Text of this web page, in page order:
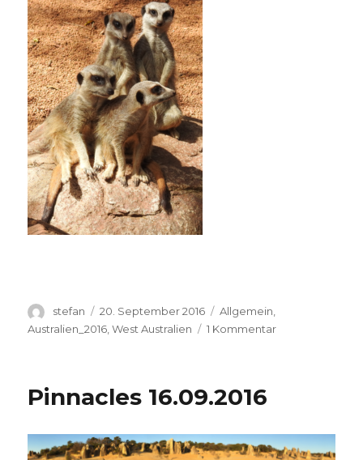
Autor
stefan
Veröffentlicht
am
20. September 2016 Kategorien
Allgemein,
Australien_2016 ,West Australien 1 Kommentarzu
Pinnacles 16.09.2016